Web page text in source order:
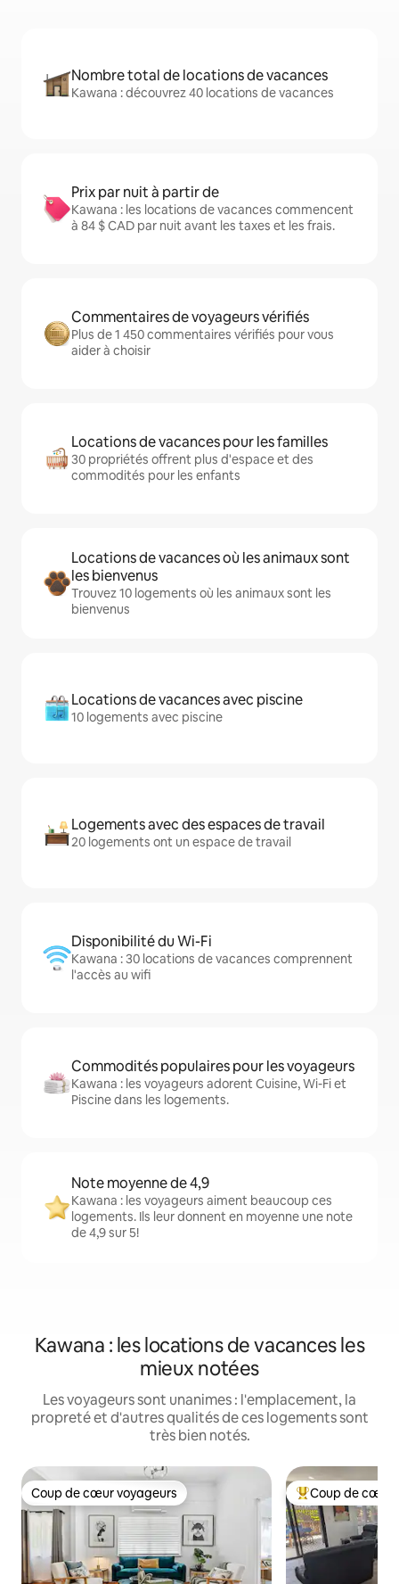
Nombre total de locations de vacances
Kawana : découvrez 40 locations de vacances
Prix par nuit à partir de
Kawana : les locations de vacances commencent
à 84 $ CAD par nuit avant les taxes et les frais.
Commentaires de voyageurs vérifiés
Plus de 1 450 commentaires vérifiés pour vous
aider à choisir
Locations de vacances pour les familles
30 propriétés offrent plus d'espace et des
commodités pour les enfants
Locations de vacances où les animaux sont
les bienvenus
Trouvez 10 logements où les animaux sont les
bienvenus
Locations de vacances avec piscine
10 logements avec piscine
Logements avec des espaces de travail
20 logements ont un espace de travail
Disponibilité du Wi-Fi
Kawana : 30 locations de vacances comprennent
l'accès au wifi
Commodités populaires pour les voyageurs
Kawana : les voyageurs adorent Cuisine, Wi-Fi et
Piscine dans les logements.
Note moyenne de 4,9
Kawana : les voyageurs aiment beaucoup ces
logements. Ils leur donnent en moyenne une note
de 4,9 sur 5!
Kawana : les locations de vacances les
mieux notées
Les voyageurs sont unanimes : l'emplacement, la
propreté et d'autres qualités de ces logements sont
très bien notés.
Coup de cœur voyageurs
Coup de cœur voyageurs Coup de cœur
Coup de cœur